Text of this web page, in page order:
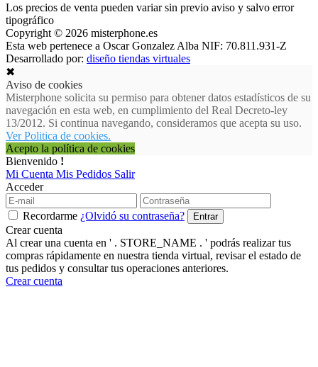
Los precios de venta pueden variar sin previo aviso y salvo error
tipográfico
Copyright © 2026 misterphone.es
Esta web pertenece a Oscar Gonzalez Alba NIF: 70.811.931-Z
Desarrollado por: diseño tiendas virtuales
✖
Aviso de cookies
Misterphone solicita su permiso para obtener datos estadísticos de su
navegación en esta web, en cumplimiento del Real Decreto-ley
13/2012. Si continua navegando, consideramos que acepta su uso.
Ver Politica de cookies.
Acepto la política de cookies
Bienvenido !
Mi Cuenta Mis Pedidos Salir
Acceder
Recordarme ¿Olvidó su contraseña?
Crear cuenta
Al crear una cuenta en ' . STORE_NAME . ' podrás realizar tus
compras rápidamente en nuestra tienda virtual, revisar el estado de
tus pedidos y consultar tus operaciones anteriores.
Crear cuenta